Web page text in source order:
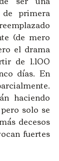
primera
(de mero
el drama
de 1.100
días. En
haciendo
solo se
decesos
fuertes